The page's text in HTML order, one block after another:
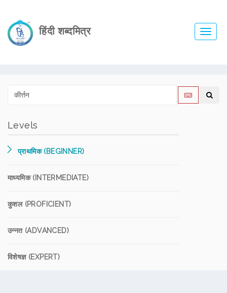
हिंदी शब्दमित्र
Levels
प्राथमिक (BEGINNER)
माध्यमिक (INTERMEDIATE)
कुशल (PROFICIENT)
उन्नत (ADVANCED)
विशेषज्ञ (EXPERT)